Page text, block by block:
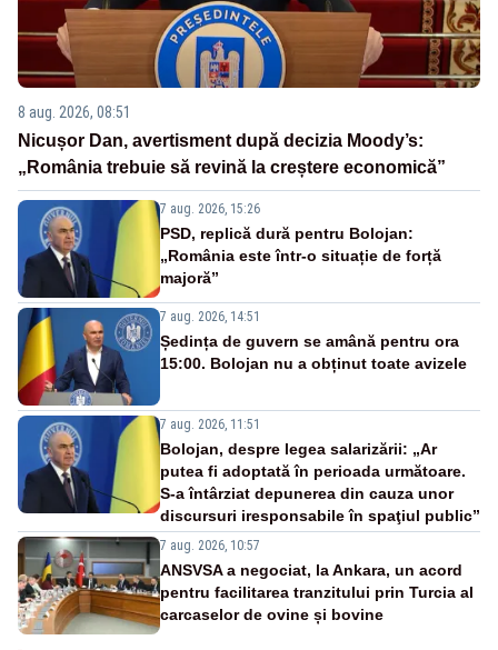
8 aug. 2026, 08:51
Nicușor Dan, avertisment după decizia Moody’s:
„România trebuie să revină la creștere economică”
7 aug. 2026, 15:26
PSD, replică dură pentru Bolojan:
„România este într-o situație de forță
majoră”
7 aug. 2026, 14:51
Ședința de guvern se amână pentru ora
15:00. Bolojan nu a obținut toate avizele
7 aug. 2026, 11:51
Bolojan, despre legea salarizării: „Ar
putea fi adoptată în perioada următoare.
S-a întârziat depunerea din cauza unor
discursuri iresponsabile în spaţiul public”
7 aug. 2026, 10:57
ANSVSA a negociat, la Ankara, un acord
pentru facilitarea tranzitului prin Turcia al
carcaselor de ovine și bovine